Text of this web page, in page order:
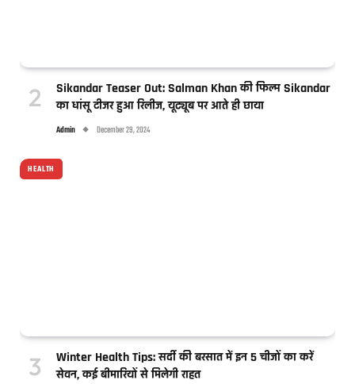
Sikandar Teaser Out: Salman Khan की फिल्म Sikandar
का धांसू टीजर हुआ रिलीज, यूट्यूब पर आते ही छाया
Admin December 29, 2024
HEALTH
Winter Health Tips: सर्दी की बरसात में इन 5 चीजों का करें
सेवन, कई बीमारियों से मिलेगी राहत